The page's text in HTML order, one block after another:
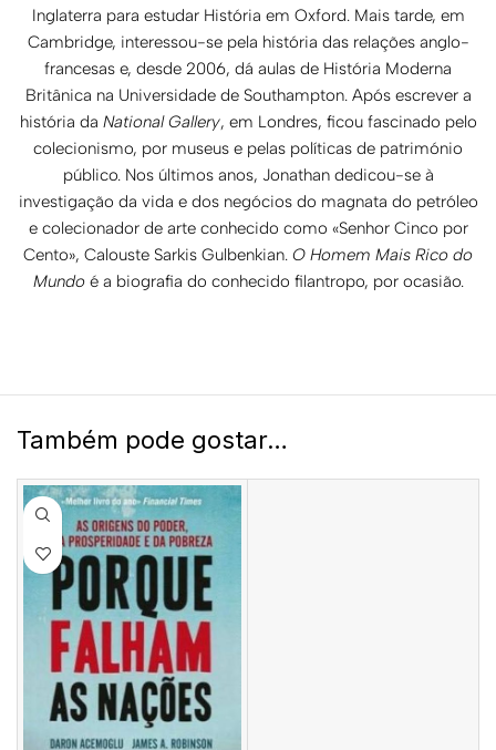
Inglaterra para estudar História em Oxford. Mais tarde, em
Cambridge, interessou-se pela história das relações anglo-
francesas e, desde 2006, dá aulas de História Moderna
Britânica na Universidade de Southampton. Após escrever a
história da National Gallery, em Londres, ficou fascinado pelo
colecionismo, por museus e pelas políticas de património
público. Nos últimos anos, Jonathan dedicou-se à
investigação da vida e dos negócios do magnata do petróleo
e colecionador de arte conhecido como «Senhor Cinco por
Cento», Calouste Sarkis Gulbenkian. O Homem Mais Rico do
Mundoé a biografia do conhecido filantropo, por ocasião.
Também pode gostar…